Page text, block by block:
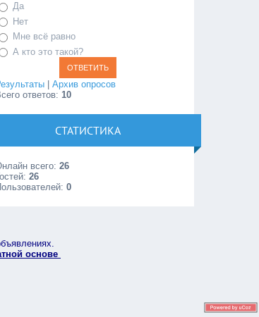
Да
Нет
Мне всё равно
А кто это такой?
|Архив опросов
ответов:10
СТАТИСТИКА
всего:26
26
0
основе